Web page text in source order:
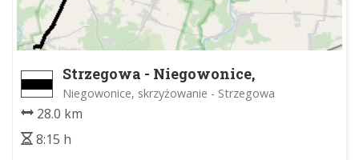
Strzegowa - Niegowonice,
skrzyżowanie
Niegowonice, skrzyżowanie - Strzegowa
28.0 km
8:15 h